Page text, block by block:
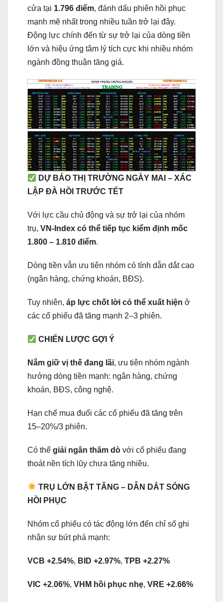
cửa tại 1.796 điểm, đánh dấu phiên hồi phục
mạnh mẽ nhất trong nhiều tuần trở lại đây.
Động lực chính đến từ sự trở lại của dòng tiền
lớn và hiệu ứng tâm lý tích cực khi nhiều nhóm
ngành đồng thuận tăng giá.
DỰ BÁO THỊ TRƯỜNG NGÀY MAI – XÁC
LẬP ĐÀ HỒI TRƯỚC TẾT
Với lực cầu chủ động và sự trở lại của nhóm
trụ, VN-Index có thể tiếp tục kiểm định mốc
1.800 – 1.810 điểm.
Dòng tiền vẫn ưu tiên nhóm có tính dẫn dắt cao
(ngân hàng, chứng khoán, BĐS).
Tuy nhiên, áp lực chốt lời có thể xuất hiện ở
các cổ phiếu đã tăng mạnh 2–3 phiên.
CHIẾN LƯỢC GỢI Ý
Nắm giữ vị thế đang lãi, ưu tiên nhóm ngành
hưởng dòng tiền mạnh: ngân hàng, chứng
khoán, BĐS, công nghệ.
Hạn chế mua đuổi các cổ phiếu đã tăng trên
15–20%/3 phiên.
Có thể giải ngân thăm dò với cổ phiếu đang
thoát nền tích lũy chưa tăng nhiều.
TRỤ LỚN BẬT TĂNG – DẪN DẮT SÓNG
HỒI PHỤC
Nhóm cổ phiếu có tác động lớn đến chỉ số ghi
nhận sự bứt phá mạnh:
VCB +2.54%, BID +2.97%, TPB +2.27%
VIC +2.06%, VHM hồi phục nhẹ, VRE +2.66%